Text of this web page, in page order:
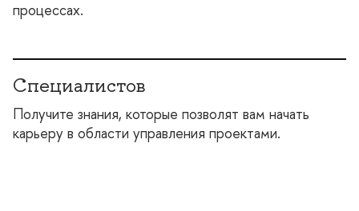
процессах.
Специалисто
Получите знания, которые позволят вам начать
карьеру в области управления проектами.